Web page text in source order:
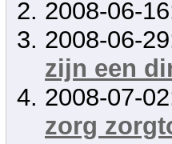
2008-06-
2008-06-
zijn een
2008-07-
zorg